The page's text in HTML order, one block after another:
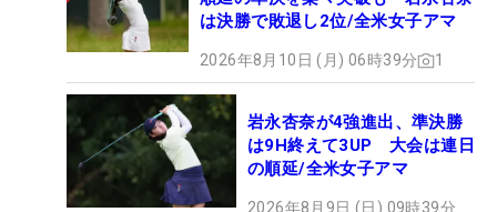
は決勝で敗退し2位/全米女子アマ
2026年8月10日 (月) 06時39分 1
岩永杏奈が4強進出、準決勝
は9H終えて3UP 大会は連日
の順延/全米女子アマ
2026年8月9日 (日) 09時39分